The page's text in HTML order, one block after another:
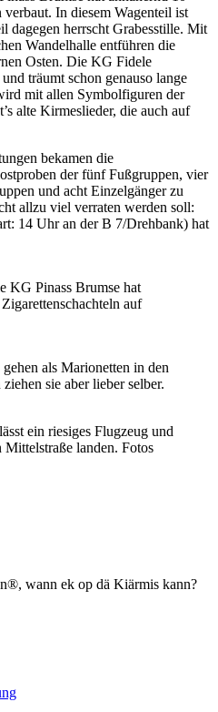
In diesem Wagenteil ist
dagegen herrscht Grabesstille. Mit
Wandelhalle entführen die
Osten. Die KG Fidele
träumt schon genauso lange
mit allen Symbolfiguren der
alte Kirmeslieder, die auch auf
bekamen die
der fünf Fußgruppen, vier
und acht Einzelgänger zu
allzu viel verraten werden soll:
14 Uhr an der B 7/Drehbank) hat
KG Pinass Brumse hat
auf
als Marionetten in den
sie aber lieber selber.
ein riesiges Flugzeug und
landen. Fotos
wann ek op dä Kiärmis kann?